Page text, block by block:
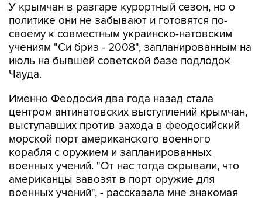
У крымчан в разгаре курортный сезон, но о
политике они не забывают и готовятся по-
своему к совместным украинско-натовским
учениям "Си бриз - 2008", запланированным на
июль на бывшей советской базе подлодок
Чауда.
Именно Феодосия два года назад стала
центром антинатовских выступлений крымчан,
выступавших против захода в феодосийский
морской порт американского военного
корабля с оружием и запланированных
военных учений. "От нас тогда скрывали, что
американцы завозят в порт оружие для
военных учений", - рассказала мне знакомая